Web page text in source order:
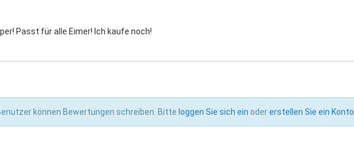
Passt für alle Eimer! Ich kaufe noch!
können Bewertungen schreiben. Bitte loggen Sie sich ein odererstellen Sie ein Konto